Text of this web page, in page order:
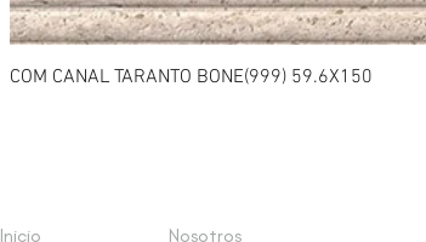
COM CANAL TARANTO BONE(999) 59.6X150
Inicio
Nosotros